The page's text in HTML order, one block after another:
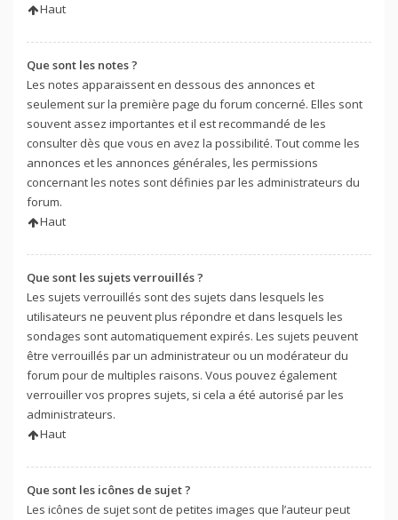
Haut
Que sont les notes ?
Les notes apparaissent en dessous des annonces et
seulement sur la première page du forum concerné. Elles sont
souvent assez importantes et il est recommandé de les
consulter dès que vous en avez la possibilité. Tout comme les
annonces et les annonces générales, les permissions
concernant les notes sont définies par les administrateurs du
forum.
Haut
Que sont les sujets verrouillés ?
Les sujets verrouillés sont des sujets dans lesquels les
utilisateurs ne peuvent plus répondre et dans lesquels les
sondages sont automatiquement expirés. Les sujets peuvent
être verrouillés par un administrateur ou un modérateur du
forum pour de multiples raisons. Vous pouvez également
verrouiller vos propres sujets, si cela a été autorisé par les
administrateurs.
Haut
Que sont les icônes de sujet ?
Les icônes de sujet sont de petites images que l’auteur peut